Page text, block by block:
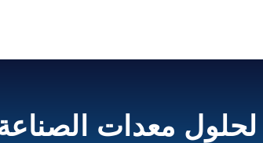
معدات الصناعة